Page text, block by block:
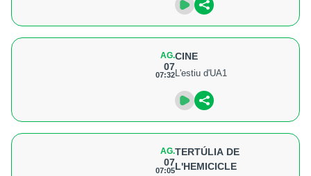
AG.
07
07:32
CINE
L'estiu d'UA1
AG.
07
07:05
TERTÚLIA DE
L'HEMICICLE